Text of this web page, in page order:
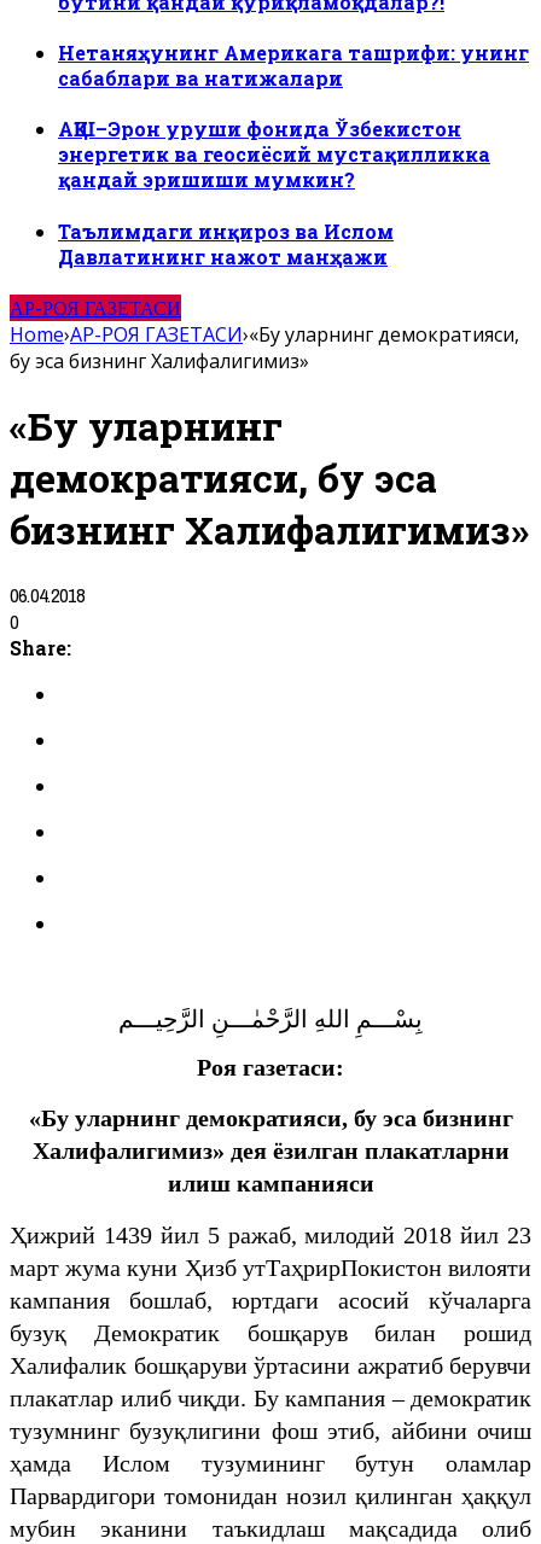
Нетаняҳунинг Америкага ташрифи: унинг
сабаблари ва натижалари
АҚШ–Эрон уруши фонида Ўзбекистон
энергетик ва геосиёсий мустақилликка
қандай эришиши мумкин?
Таълимдаги инқироз ва Ислом
Давлатининг нажот манҳажи
АР-РОЯ ГАЗЕТАСИ
Home›АР-РОЯ ГАЗЕТАСИ›«Бу уларнинг демократияси,
бу эса бизнинг Халифалигимиз»
«Бу уларнинг
демократияси, бу эса
бизнинг Халифалигимиз»
06.04.2018
0
Share:
بِسْـــمِ اللهِ الرَّحْمٰـــنِ الرَّحِيـــم
Роя газетаси:
«Бу уларнинг демократияси, бу эса бизнинг
Халифалигимиз» дея ёзилган плакатларни
илиш кампанияси
Ҳижрий 1439 йил 5 ражаб, милодий 2018 йил 23
март жума куни Ҳизб ут­Таҳрир­Покистон вилояти
кампания бошлаб, юртдаги асосий кўчаларга
бузуқ Демократик бошқарув билан рошид
Халифалик бошқаруви ўртасини ажратиб берувчи
плакатлар илиб чиқди. Бу кампания – демократик
тузумнинг бузуқлигини фош этиб, айбини очиш
ҳамда Ислом тузумининг бутун оламлар
Парвардигори томонидан нозил қилинган ҳаққул
мубин эканини таъкидлаш мақсадида олиб